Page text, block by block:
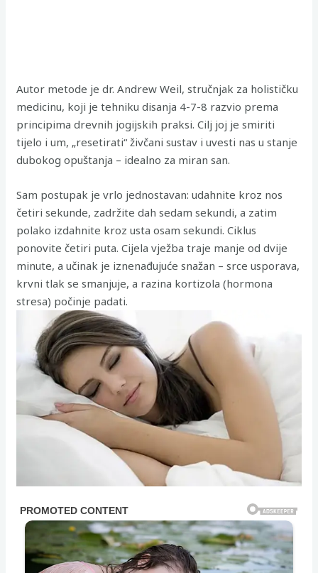
Autor metode je dr. Andrew Weil, stručnjak za holističku
medicinu, koji je tehniku disanja 4-7-8 razvio prema
principima drevnih jogijskih praksi. Cilj joj je smiriti
tijelo i um, „resetirati“ živčani sustav i uvesti nas u stanje
dubokog opuštanja – idealno za miran san.
Sam postupak je vrlo jednostavan: udahnite kroz nos
četiri sekunde, zadržite dah sedam sekundi, a zatim
polako izdahnite kroz usta osam sekundi. Ciklus
ponovite četiri puta. Cijela vježba traje manje od dvije
minute, a učinak je iznenađujuće snažan – srce usporava,
krvni tlak se smanjuje, a razina kortizola (hormona
stresa) počinje padati.